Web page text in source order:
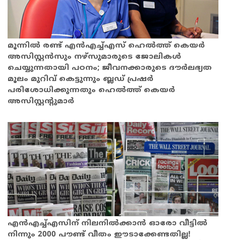
മൂന്നില്‍ രണ്ട് എന്‍എച്ച്എസ് ഹെല്‍ത്ത് കെയര്‍
അസിസ്റ്റന്‍സും നഴ്‌സുമാരുടെ ജോലികള്‍
ചെയ്യുന്നതായി പഠനം; ജീവനക്കാരുടെ ദൗര്‍ലഭ്യത
മൂലം മുറിവ് കെട്ടുന്നും ബ്ലഡ് പ്രഷര്‍
പരിശോധിക്കുന്നതും ഹെല്‍ത്ത് കെയര്‍
അസിസ്റ്റന്റുമാര്‍
എന്‍എച്ച്എസിന് നിലനില്‍ക്കാന്‍ ഓരോ വീട്ടില്‍
നിന്നും 2000 പൗണ്ട് വീതം ഈടാക്കേണ്ടതില്ല!